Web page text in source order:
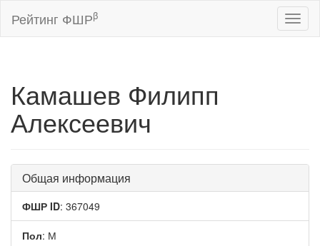
Рейтинг ФШРβ
Камашев Филипп
Алексеевич
Общая информация
ФШР ID: 367049
Пол: М